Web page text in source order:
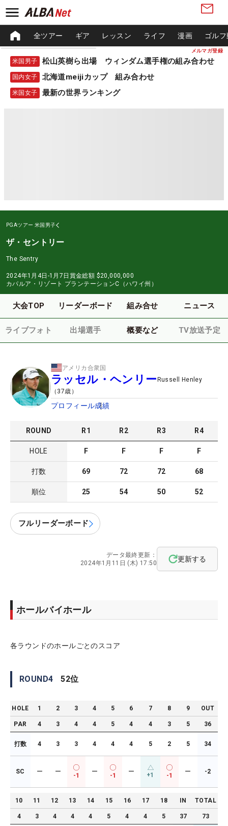
メルマガ登録
全ツアー ギア レッスン ライフ 漫画 ゴル
米国男子 松山英樹ら出場 ウィンダム選手権の組み合わせ
国内女子 北海道meijiカップ 組み合わせ
米国女子 最新の世界ランキング
PGAツアー 米国男子
ザ・セントリー
The Sentry
2024年1月4日-1月7日 賞金総額 $20,000,000
カパルア・リゾート プランテーションC（ハワイ州）
大会TOP リーダーボード 組み合せ ニュース
ライブフォト 出場選手 概要など TV放送予定
アメリカ合衆国
ラッセル・ヘンリー Russell Henley
（ 37歳）
プロフィール成績
ROUND R1 R2 R3 R4
HOLE F F F F
打数 69 72 72 68
順位 25 54 50 52
フルリーダーボード
データ最終更新：
2024年1月11日 (木) 17:50
更新する
ホールバイホール
各ラウンドのホールごとのスコア
ROUND4 52位
HOLE 1 2 3 4 5 6 7 8 9 OUT
PAR 4 3 4 4 5 4 4 3 5 36
打数 4 3 3 4 4 4 5 2 5 34
SC ー ー
-1
ー
-1
ー +1 -1
ー -2
10 11 12 13 14 15 16 17 18 IN TOTAL
4 3 4 4 4 5 4 4 5 37 73